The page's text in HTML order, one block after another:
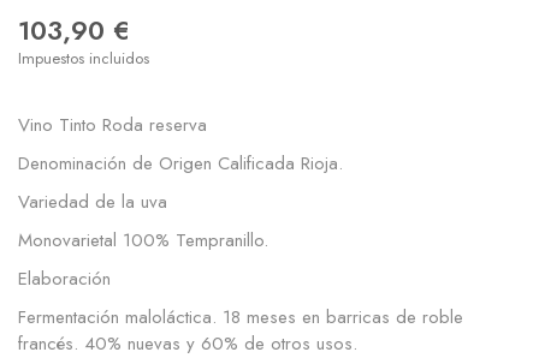
103,90 €
Impuestos incluidos
Vino Tinto Roda reserva
Denominación de Origen Calificada Rioja.
Variedad de la uva
Monovarietal 100% Tempranillo.
Elaboración
Fermentación maloláctica. 18 meses en barricas de roble
francés. 40% nuevas y 60% de otros usos.